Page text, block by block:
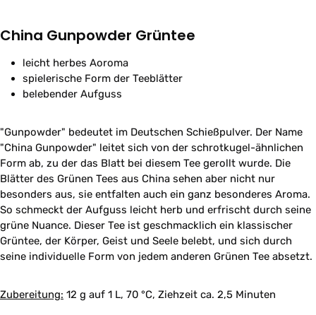
China Gunpowder Grüntee
leicht herbes Aoroma
spielerische Form der Teeblätter
belebender Aufguss
"Gunpowder" bedeutet im Deutschen Schießpulver. Der Name
"China Gunpowder" leitet sich von der schrotkugel-ähnlichen
Form ab, zu der das Blatt bei diesem Tee gerollt wurde. Die
Blätter des Grünen Tees aus China sehen aber nicht nur
besonders aus, sie entfalten auch ein ganz besonderes Aroma.
So schmeckt der Aufguss leicht herb und erfrischt durch seine
grüne Nuance. Dieser Tee ist geschmacklich ein klassischer
Grüntee, der Körper, Geist und Seele belebt, und sich durch
seine individuelle Form von jedem anderen Grünen Tee absetzt.
Zubereitung: 12 g auf 1 L, 70 °C, Ziehzeit ca. 2,5 Minuten